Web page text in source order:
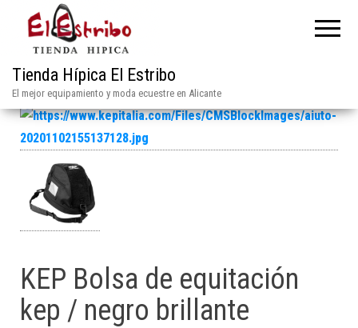
Tienda Hípica El Estribo
El mejor equipamiento y moda ecuestre en Alicante
KEP Bolsa de equitación
kep / negro brillante